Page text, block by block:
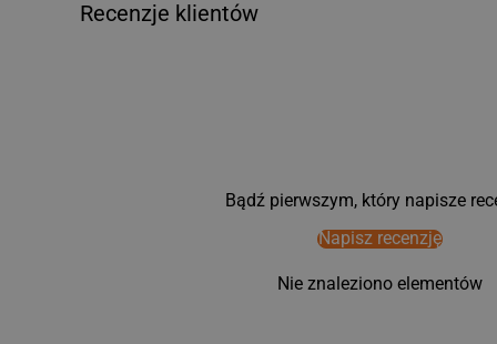
Recenzje klientów
Bądź pierwszym, który napisze
Napisz recenzję
Nie znaleziono elementów